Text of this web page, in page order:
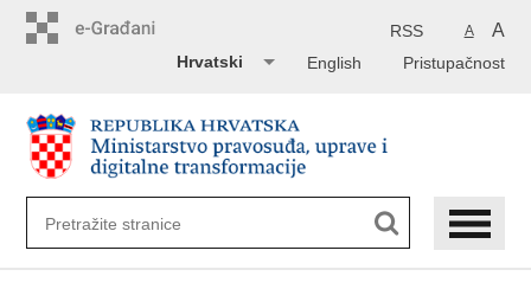
A A
RSS
Pristupačnost
English
Hrvatski